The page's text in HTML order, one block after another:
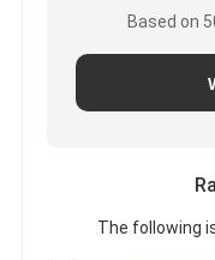
Based on
The following